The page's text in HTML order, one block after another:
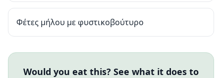
Φέτες μήλου με φυστικοβούτυρο
Would you eat this? See what it does to